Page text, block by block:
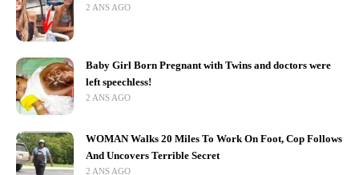
2 ANS AGO
Baby Girl Born Pregnant with Twins and doctors were
left speechless!
2 ANS AGO
WOMAN Walks 20 Miles To Work On Foot, Cop Follows
And Uncovers Terrible Secret
2 ANS AGO